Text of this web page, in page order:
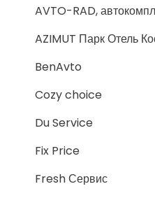
AVTO-RAD,
AZIMUT Парк Отель
BenAvto
Cozy choice
Du Service
Fix Price
Fresh Сервис